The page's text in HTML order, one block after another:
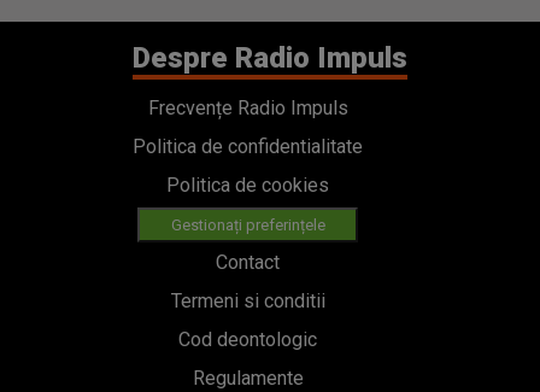
Despre Radio Impuls
Frecvențe Radio Impuls
Politica de confidentialitate
Politica de cookies
Gestionați preferințele
Contact
Termeni si conditii
Cod deontologic
Regulamente